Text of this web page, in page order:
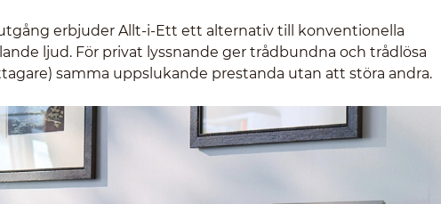
erbjuder Allt-i-Ett ett alternativ till konventionella
ljud. För privat lyssnande ger trådbundna och trådlösa
samma uppslukande prestanda utan att störa andra.